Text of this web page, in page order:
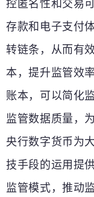
控匿名性和交易
存款和电子支付
转链条，从而有
本，提升监管效
账本，可以简化
监管数据质量，
央行数字货币为
技手段的运用提
监管模式，推动